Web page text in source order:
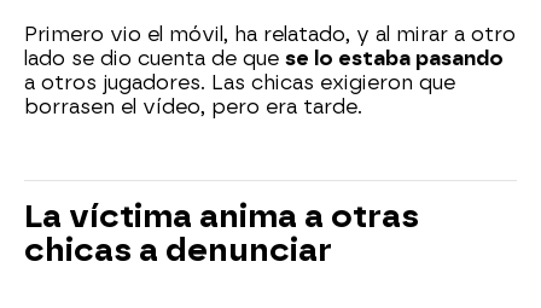
Primero vio el móvil, ha relatado, y al mirar a otro
lado se dio cuenta de que se lo estaba pasando
a otros jugadores. Las chicas exigieron que
borrasen el vídeo, pero era tarde.
La víctima anima a otras
chicas a denunciar